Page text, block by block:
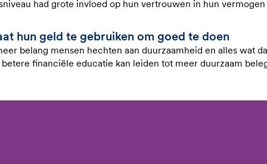
had grote invloed op hun vertrouwen in hun
hun geld te gebruiken om goed te doen
belang mensen hechten aan duurzaamheid en alles wat
financiële educatie kan leiden tot meer duurzaam